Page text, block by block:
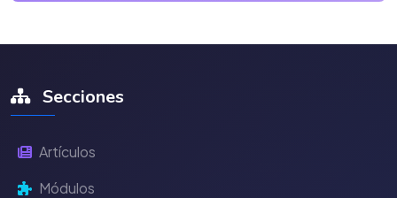
Secciones
Artículos
Módulos